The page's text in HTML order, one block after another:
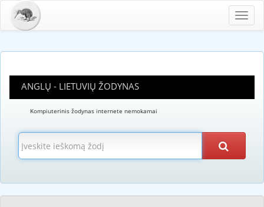
ANGLŲ - LIETUVIŲ ŽODYNAS
Kompiuterinis žodynas internete nemokamai